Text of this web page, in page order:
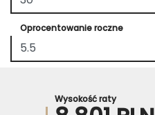
Oprocentowanie roczne
Wysokość raty